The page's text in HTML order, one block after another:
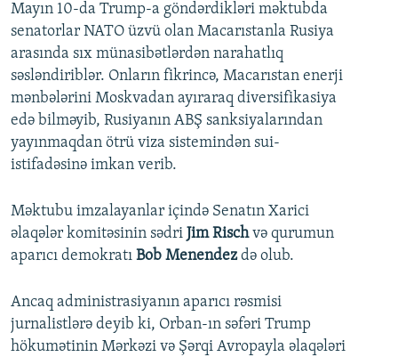
Mayın 10-da Trump-a göndərdikləri məktubda
senatorlar NATO üzvü olan Macarıstanla Rusiya
arasında sıx münasibətlərdən narahatlıq
səsləndiriblər. Onların fikrincə, Macarıstan enerji
mənbələrini Moskvadan ayıraraq diversifikasiya
edə bilməyib, Rusiyanın ABŞ sanksiyalarından
yayınmaqdan ötrü viza sistemindən sui-
istifadəsinə imkan verib.
Məktubu imzalayanlar içində Senatın Xarici
əlaqələr komitəsinin sədri Jim Rischvə qurumun
aparıcı demokratı Bob Menendezdə olub.
Ancaq administrasiyanın aparıcı rəsmisi
jurnalistlərə deyib ki, Orban-ın səfəri Trump
hökumətinin Mərkəzi və Şərqi Avropayla əlaqələri